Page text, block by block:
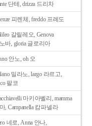
단테, drizza 드리차
피렌체, freddo 프레도
갈릴레오, Genova
바, gloria 글로리아
안노, oh 오
밀라노, largo 라르고,
팔코
마키아벨리, mamma
, Campanella 캄파넬라
네로, Anna 안나,